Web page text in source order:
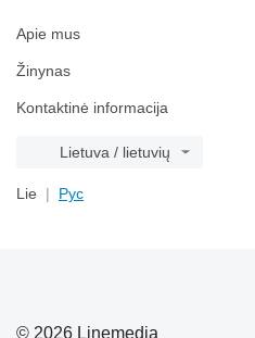
9780
9870 STS
Apie mus
Žinynas
Kontaktinė informacija
Lietuva / lietuvių
Lie Рус
© 2026 Linemedia